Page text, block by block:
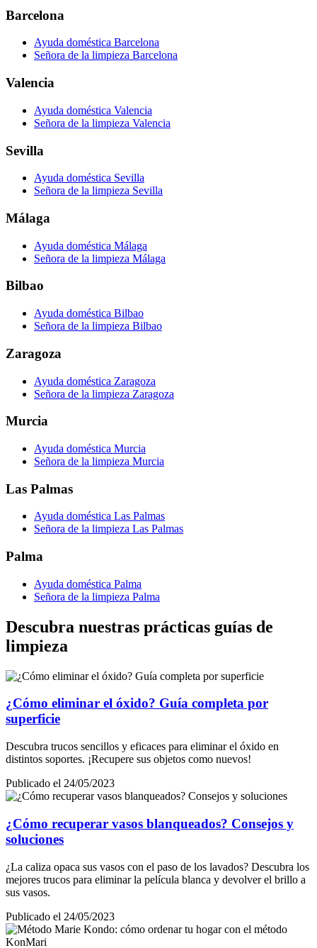
Barcelona
Ayuda doméstica Barcelona
Señora de la limpieza Barcelona
Valencia
Ayuda doméstica Valencia
Señora de la limpieza Valencia
Sevilla
Ayuda doméstica Sevilla
Señora de la limpieza Sevilla
Málaga
Ayuda doméstica Málaga
Señora de la limpieza Málaga
Bilbao
Ayuda doméstica Bilbao
Señora de la limpieza Bilbao
Zaragoza
Ayuda doméstica Zaragoza
Señora de la limpieza Zaragoza
Murcia
Ayuda doméstica Murcia
Señora de la limpieza Murcia
Las Palmas
Ayuda doméstica Las Palmas
Señora de la limpieza Las Palmas
Palma
Ayuda doméstica Palma
Señora de la limpieza Palma
Descubra nuestras prácticas guías de
limpieza
¿Cómo eliminar el óxido? Guía completa por
superficie
Descubra trucos sencillos y eficaces para eliminar el óxido en
distintos soportes. ¡Recupere sus objetos como nuevos!
Publicado el 24/05/2023
¿Cómo recuperar vasos blanqueados? Consejos y
soluciones
¿La caliza opaca sus vasos con el paso de los lavados? Descubra los
mejores trucos para eliminar la película blanca y devolver el brillo a
sus vasos.
Publicado el 24/05/2023